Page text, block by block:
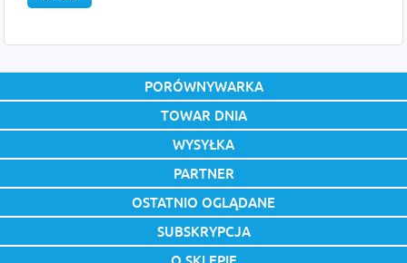
PORÓWNYWARKA
TOWAR DNIA
WYSYŁKA
PARTNER
OSTATNIO OGLĄDANE
SUBSKRYPCJA